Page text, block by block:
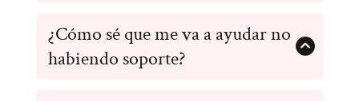
cuando lo necesites. Pero no solo eso, si no que
también tendrás acceso a las futuras actualizaciones
que se hagan
¿Cómo sé que me va a ayudar no
habiendo soporte?